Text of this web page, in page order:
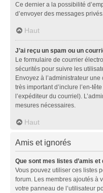
Ce dernier a la possibilité
d’envoyer des messages
Haut
J’ai reçu un spam ou un
Le formulaire de courrier
sécurités pour suivre les
Envoyez à l’administrateur
très important d’inclure l’en-
l’expéditeur du courriel).
mesures nécessaires.
Haut
Amis et ignorés
Que sont mes listes d’amis et
Vous pouvez utiliser ces listes
forum. Les membres ajoutés à
votre panneau de l’utilisateur